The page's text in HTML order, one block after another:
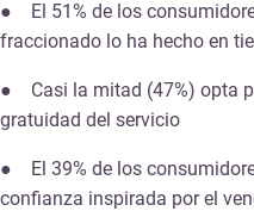
● El 51% de los
fraccionado lo ha hecho en
● Casi la mitad (47%) opta
gratuidad del servicio
● El 39% de los
confianza inspirada por el